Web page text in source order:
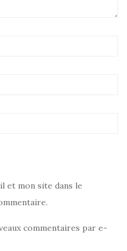
et mon site dans le
commentaires par e-